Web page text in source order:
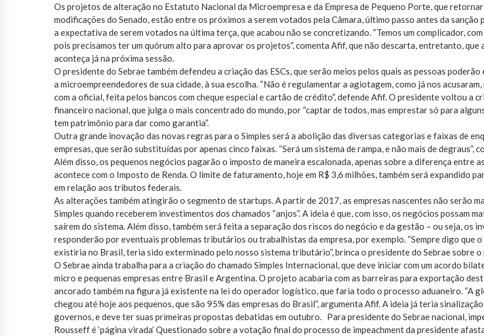
Os projetos de alteração no Estatuto Nacional da Microempresa e da Empresa de Pequeno Porte, que
modificações do Senado, estão entre os próximos a serem votados pela Câmara, último passo antes da sanção
a expectativa de serem votados na última terça, que acabou não se concretizando. “Temos um complicador,
pois precisamos ter um quórum alto para aprovar os projetos”, comenta Afif, que não descarta, entretanto, que
aconteça já na próxima sessão.
O presidente do Sebrae também defendeu a criação das ESCs, que serão meios pelos quais as pessoas
a microempreendedores de sua cidade, à sua escolha. “Não é regulamentar a agiotagem, como já nos
com a oficial, feita pelos bancos com cheque especial e cartão de crédito”, defende Afif. O presidente voltou a
financeiro nacional, que julga o mais concentrado do mundo, por “captar de todos, mas emprestar só para
tem patrimônio para dar como garantia”.
Outra grande inovação das novas regras para o Simples será a abolição das diversas categorias e faixas de
empresas, que serão substituídas por apenas cinco faixas. “Será um sistema de rampa, e não mais de degraus”,
Além disso, os pequenos negócios pagarão o imposto de maneira escalonada, apenas sobre a diferença entre
acontece com o Imposto de Renda. O limite de faturamento, hoje em R$ 3,6 milhões, também será expandido
em relação aos tributos federais.
As alterações também atingirão o segmento de startups. A partir de 2017, as empresas nascentes não serão
Simples quando receberem investimentos dos chamados “anjos”. A ideia é que, com isso, os negócios possam
saírem do sistema. Além disso, também será feita a separação dos riscos do negócio e da gestão – ou seja, os
responderão por eventuais problemas tributários ou trabalhistas da empresa, por exemplo. “Sempre digo que o
existiria no Brasil, teria sido exterminado pelo nosso sistema tributário”, brinca o presidente do Sebrae sobre o
O Sebrae ainda trabalha para a criação do chamado Simples Internacional, que deve iniciar com um acordo
micro e pequenas empresas entre Brasil e Argentina. O projeto acabaria com as barreiras para exportação
ancorado também na figura já existente na lei do operador logístico, que faria todo o processo aduaneiro. “A
chegou até hoje aos pequenos, que são 95% das empresas do Brasil”, argumenta Afif. A ideia já teria
governos, e deve ter suas primeiras propostas debatidas em outubro. Para presidente do Sebrae nacional,
Rousseff é ‘página virada’ Questionado sobre a votação final do processo de impeachment da presidente